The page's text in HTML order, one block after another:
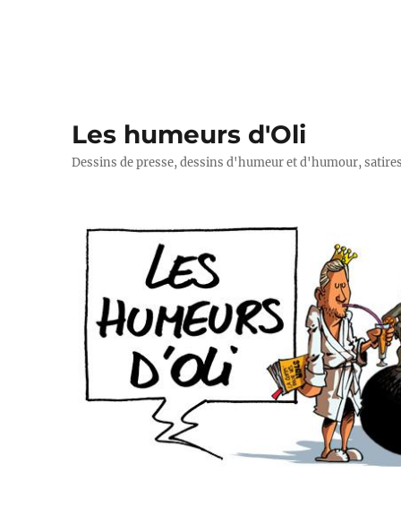
Les humeurs d'Oli
Dessins de presse, dessins d'humeur et d'humour,